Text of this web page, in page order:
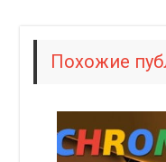
Похожие